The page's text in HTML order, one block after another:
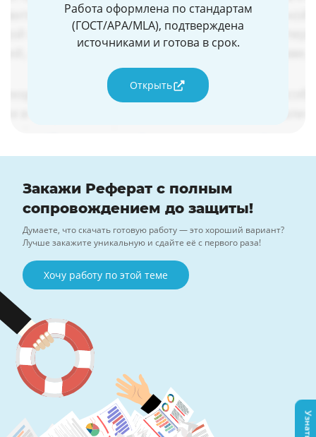
Работа оформлена по стандартам
(ГОСТ/APA/MLA), подтверждена
источниками и готова в срок.
Открыть
Закажи Реферат с полным
сопровождением до защиты!
Думаете, что скачать готовую работу — это хороший вариант?
Лучше закажите уникальную и сдайте её с первого раза!
Хочу работу по этой теме